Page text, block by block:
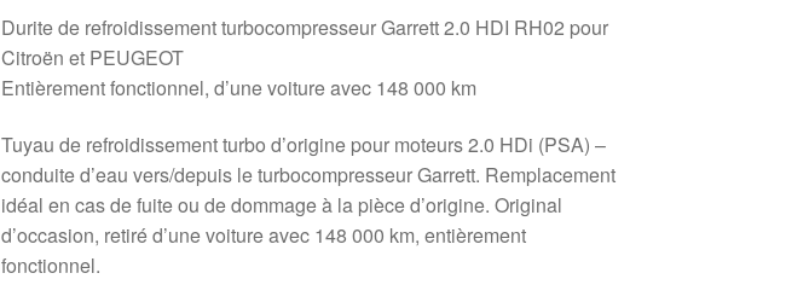
Durite de refroidissement turbocompresseur Garrett 2.0 HDI RH02 pour
Citroën et PEUGEOT
Entièrement fonctionnel, d’une voiture avec 148 000 km
Tuyau de refroidissement turbo d’origine pour moteurs 2.0 HDi (PSA) –
conduite d’eau vers/depuis le turbocompresseur Garrett. Remplacement
idéal en cas de fuite ou de dommage à la pièce d’origine. Original
d’occasion, retiré d’une voiture avec 148 000 km, entièrement
fonctionnel.